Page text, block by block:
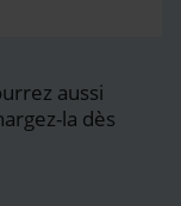
aussi
la dès